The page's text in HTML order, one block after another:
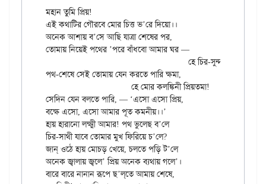
মহান তুমি প্রিয়!
এই কথাটির গৌরবে মোর চিত্ত ভ’রে দিয়ো।।
অনেক আশায় ব’সে আছি যাত্রা শেষের পর,
তোমায় নিয়েই পথের ’পরে বাঁধবো আমার ঘর —
পথ-শেষে সেই তোমায় যেন করতে পারি ক্ষমা,
সেদিন যেন বলতে পারি, — ‘এসো এসো প্রিয়,
বক্ষে এসো, এসো আমার পূত কমনীয়।।’
হায় হারানো লক্ষ্মী আমার! পথ ভুলেছ ব’লে
চির-সাথী যাবে তোমার মুখ ফিরিয়ে চ’লে?
জান্ ওঠে হায় মোচড় খেয়ে, চলতে পড়ি ট’লে
অনেক জ্বালায় জ্বলে’ প্রিয় অনেক ব্যথায় গলে’।
বারে বারে নানান রূপে ছ’ল্‌তে আমায় শেষে,